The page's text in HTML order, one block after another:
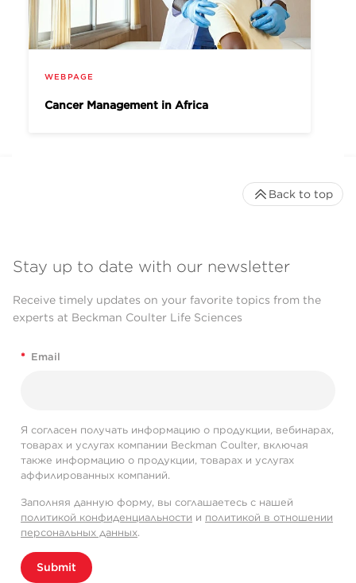
WEBPAGE
Cancer Management in Africa
Stay up to date with our newsletter
Receive timely updates on your favorite topics from the
experts at Beckman Coulter Life Sciences
* Email
Я согласен получать информацию о продукции, вебинарах,
товарах и услугах компании Beckman Coulter, включая
также информацию о продукции, товарах и услугах
аффилированных компаний.
Заполняя данную форму, вы соглашаетесь с нашей
политикой конфиденциальности и политикой в отношении
персональных данных.
Submit
Back to top